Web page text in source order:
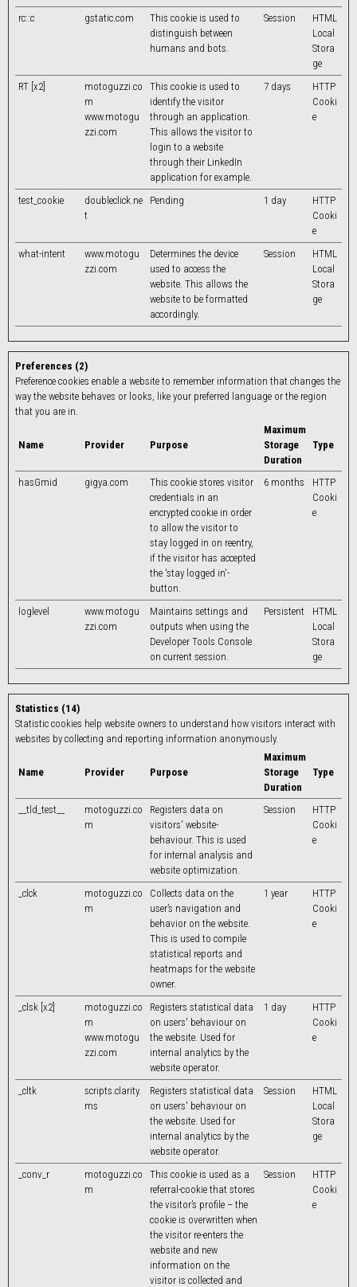
rc::c
gstatic.com
This cookie is used to
distinguish between
humans and bots.
Session
HTML
Local
Stora
ge
RT [x2]
motoguzzi.co
m
www.motogu
zzi.com
This cookie is used to
identify the visitor
through an application.
This allows the visitor to
login to a website
through their LinkedIn
application for example.
7 days
HTTP
Cooki
e
test_cookie
doubleclick.ne
t
Pending 1 day
HTTP
Cooki
e
what-intent
www.motogu
zzi.com
Determines the device
used to access the
website. This allows the
website to be formatted
accordingly.
Session
HTML
Local
Stora
ge
Preferences (2)
Preference cookies enable a website to remember information that changes the
way the website behaves or looks, like your preferred language or the region
that you are in.
Name Provider Purpose
Maximum
Storage
Duration
Type
hasGmid gigya.com
This cookie stores visitor
credentials in an
encrypted cookie in order
to allow the visitor to
stay logged in on reentry,
if the visitor has accepted
the 'stay logged in'-
button.
6 months
HTTP
Cooki
e
loglevel
www.motogu
zzi.com
Maintains settings and
outputs when using the
Developer Tools Console
on current session.
Persistent
HTML
Local
Stora
ge
Statistics (14)
Statistic cookies help website owners to understand how visitors interact with
websites by collecting and reporting information anonymously.
Name Provider Purpose
Maximum
Storage
Duration
Type
__tld_test__
motoguzzi.co
m
Registers data on
visitors' website-
behaviour. This is used
for internal analysis and
website optimization.
Session
HTTP
Cooki
e
_clck
motoguzzi.co
m
Collects data on the
user’s navigation and
behavior on the website.
This is used to compile
statistical reports and
heatmaps for the website
owner.
1 year
HTTP
Cooki
e
_clsk [x2]
motoguzzi.co
m
www.motogu
zzi.com
Registers statistical data
on users' behaviour on
the website. Used for
internal analytics by the
website operator.
1 day
HTTP
Cooki
e
_cltk
scripts.clarity.
ms
Registers statistical data
on users' behaviour on
the website. Used for
internal analytics by the
website operator.
Session
HTML
Local
Stora
ge
_conv_r
motoguzzi.co
m
This cookie is used as a
referral-cookie that stores
the visitor’s profile – the
cookie is overwritten when
the visitor re-enters the
website and new
information on the
visitor is collected and
Session
HTTP
Cooki
e